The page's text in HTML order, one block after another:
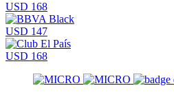
USD 168
USD 147
USD 168